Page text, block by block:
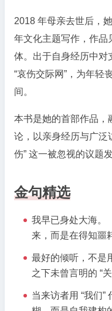
2018 年母亲去世后，
年文化主题写作，作品
体。出于自身经历中对
“哀伤交际网”，为年轻
间。
本书是她的首部作品，
论，以亲身经历与广泛
伤” 这一被忽视的议题
金句精选
我早已身处大海。
来，而是在得知噩
最好的倾听，不是
之下未曾言明的 “关
当来访者用 “我们”